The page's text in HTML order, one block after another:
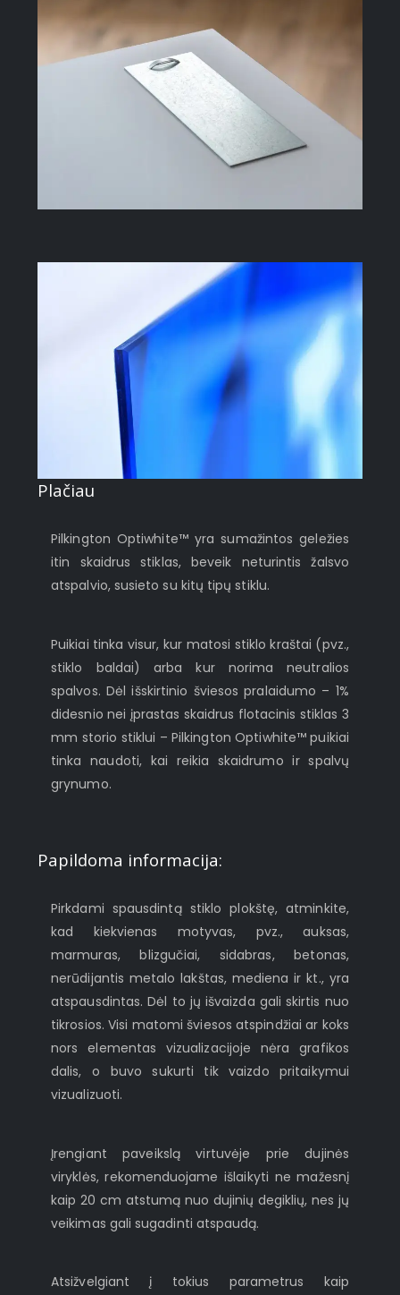
Plačiau
Pilkington Optiwhite™ yra sumažintos geležies
itin skaidrus stiklas, beveik neturintis žalsvo
atspalvio, susieto su kitų tipų stiklu.
Puikiai tinka visur, kur matosi stiklo kraštai (pvz.,
stiklo baldai) arba kur norima neutralios
spalvos. Dėl išskirtinio šviesos pralaidumo – 1%
didesnio nei įprastas skaidrus flotacinis stiklas 3
mm storio stiklui – Pilkington Optiwhite™ puikiai
tinka naudoti, kai reikia skaidrumo ir spalvų
grynumo.
Papildoma informacija:
Pirkdami spausdintą stiklo plokštę, atminkite,
kad kiekvienas motyvas, pvz., auksas,
marmuras, blizgučiai, sidabras, betonas,
nerūdijantis metalo lakštas, mediena ir kt., yra
atspausdintas. Dėl to jų išvaizda gali skirtis nuo
tikrosios. Visi matomi šviesos atspindžiai ar koks
nors elementas vizualizacijoje nėra grafikos
dalis, o buvo sukurti tik vaizdo pritaikymui
vizualizuoti.
Įrengiant paveikslą virtuvėje prie dujinės
viryklės, rekomenduojame išlaikyti ne mažesnį
kaip 20 cm atstumą nuo dujinių degiklių, nes jų
veikimas gali sugadinti atspaudą.
Atsižvelgiant į tokius parametrus kaip